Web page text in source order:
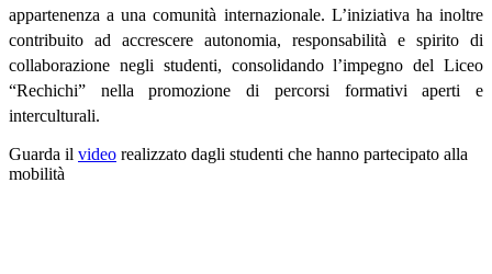
appartenenza a una comunità internazionale. L’iniziativa ha inoltre
contribuito ad accrescere autonomia, responsabilità e spirito di
collaborazione negli studenti, consolidando l’impegno del Liceo
“Rechichi” nella promozione di percorsi formativi aperti e
interculturali.
Guarda il video realizzato dagli studenti che hanno partecipato alla
mobilità